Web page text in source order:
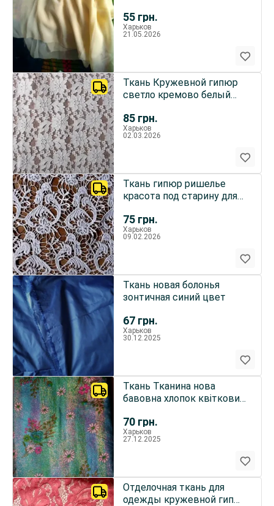
55 грн.
поделок
Харьков
21.05.2026
85 грн.
Ткань Кружевной гипюр
светло кремово белый
Харьков
02.03.2026
75 грн.
Ткань гипюр ришелье
красота под старину для
Харьков
09.02.2026
67 грн.
Ткань новая болонья
зонтичная синий цвет
Харьков
30.12.2025
70 грн.
Ткань Тканина нова
бавовна хлопок квітковий
Харьков
27.12.2025
Отделочная ткань для
одежды кружевной гипюр